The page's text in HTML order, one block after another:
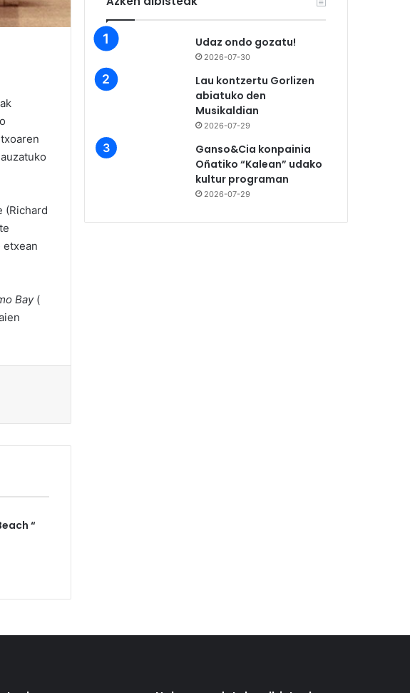
(Richard
etxean
Bay (
“
Udaz ondo gozatu!
2026-07-30
Lau kontzertu Gorlizen
abiatuko den
Musikaldian
2026-07-29
Ganso&Cia konpainia
Oñatiko “Kalean” udako
kultur programan
2026-07-29